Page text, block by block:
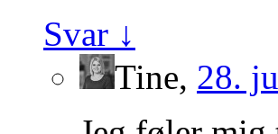
Svar ↓
Tine, 28.